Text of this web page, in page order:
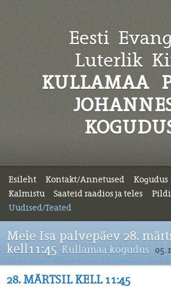
Eesti
Luterlik
KULLAMAA
Esileht Kontakt/Annetused Kogudus
Kalmistu
Saateid raadios ja teles
Uudised/Teated
Meie Isa palvepäev 28.
kell11:45 Kullamaa kogudus 05.
28. MÄRTSIL KELL 11:45